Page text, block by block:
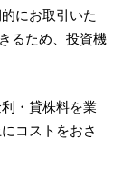
にお取引いた
るため、投資機
・貸株料を業
コストをおさ